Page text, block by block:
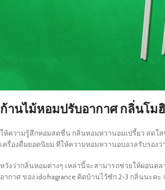
ก้านไม้หอมปรับอากาศ กลิ่นโมฮิ
ให้ความรู้สึกหอมสดชื่น กลิ่นหอมหวานอมเปรี้ยว สดใ
เครื่องดื่มยอดนิยม ที่ให้ความหอมหวานอบอวลรับรอ
หวังว่ากลิ่นหอมต่างๆ เหล่านี้จะสามารถช่วยให้ผ่อนค
อากาศ ของ idofragrance ติดบ้านไว้ซัก 2-3 กลิ่นนะค